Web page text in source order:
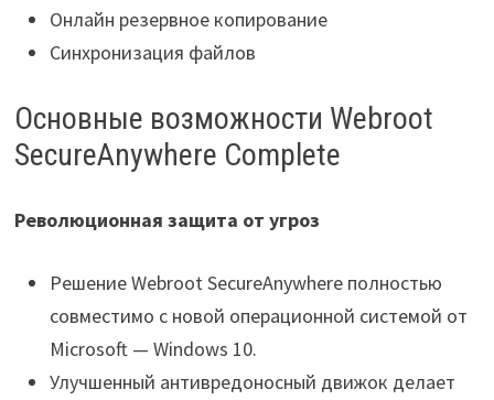
Онлайн резервное копирование
Синхронизация файлов
Основные возможности Webroot
SecureAnywhere Complete
Революционная защита от угроз
Решение Webroot SecureAnywhere полностью
совместимо с новой операционной системой от
Microsoft — Windows 10.
Улучшенный антивредоносный движок делает